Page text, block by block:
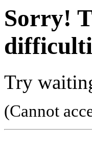
Sorry!
Try
(Cannot